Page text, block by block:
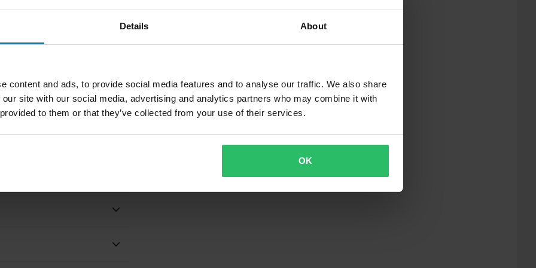
Details About
content and ads, to provide social media features and to analyse our traffic. We also share
site with our social media, advertising and analytics partners who may combine it with
to them or that they’ve collected from your use of their services.
OK
SOUND BY Harman
senza distrazioni.
/ "Hey Siri")